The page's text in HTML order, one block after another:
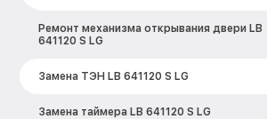
Ремонт механизма открывания двери LB
641120 S LG
Замена ТЭН LB 641120 S LG
Замена таймера LB 641120 S LG